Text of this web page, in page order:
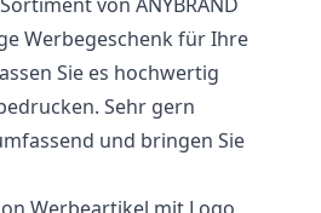
Werbegeschenk für Ihre
Sie es hochwertig
Sehr gern
und bringen Sie